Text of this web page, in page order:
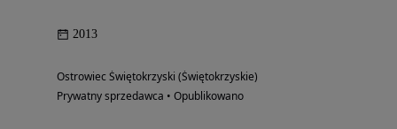
2013
Ostrowiec Świętokrzyski (Świętokrzyskie)
Prywatny sprzedawca • Opublikowano